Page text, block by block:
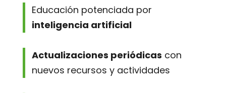
Educación potenciada por
inteligencia artificial
Actualizaciones periódicas con
nuevos recursos y actividades